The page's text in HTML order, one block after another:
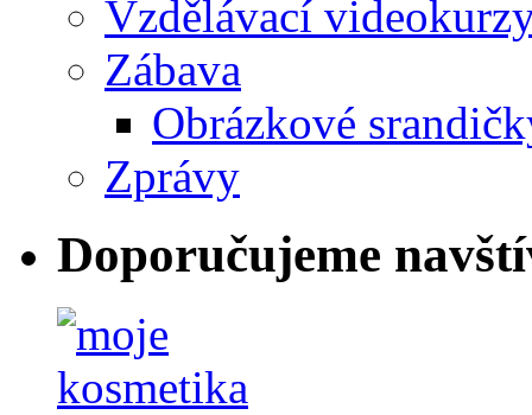
Vzdělávací
Zábava
Obrázkové
Zprávy
Doporučujeme